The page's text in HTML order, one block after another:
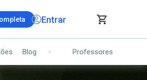
Entrar
Blog Professores